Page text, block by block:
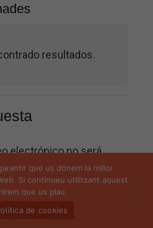
resultados.
electrónico no será
obligatorios están
que us donem la millor
Si continueu utilitzant aquest
que us plau.
de cookies